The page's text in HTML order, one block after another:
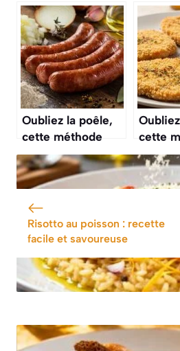
rapide
Oubliez la poêle,
cette méthode
pour cuire des
diots de Savoie au
vin blanc
cette
pour
dinde
Risotto au poisson : recette
facile et savoureuse